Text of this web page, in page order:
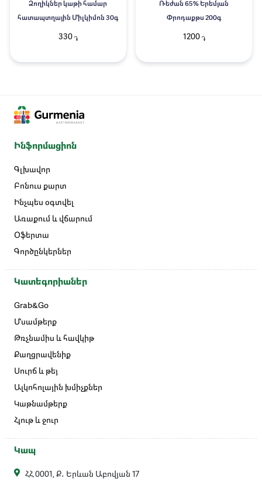
Ձողիկներ կաթի համար
հատապտղային Միլկիմոն 30գ
330֏
Ռեժան 65% Երեմյան
Փրոդաքթս 200գ
1200֏
Ինֆորմացիոն
Գլխավոր
Բոնուս քարտ
Ինչպես օգտվել
Առաքում և վճարում
Օֆերտա
Գործընկերներ
Կատեգորիաներ
Grab&Go
Մսամթերք
Թռչնամիս և հավկիթ
Քաղցրավենիք
Սուրճ և թեյ
Ալկոհոլային խմիչքներ
Կաթնամթերք
Հյութ և ջուր
Կապ
ՀՀ 0001, Ք․ Երևան Աբովյան 17